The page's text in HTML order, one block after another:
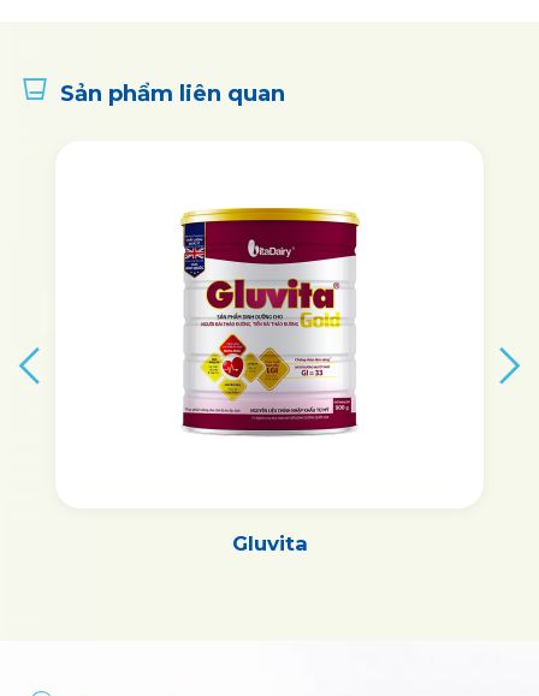
Sản phẩm liên quan
Gluvita